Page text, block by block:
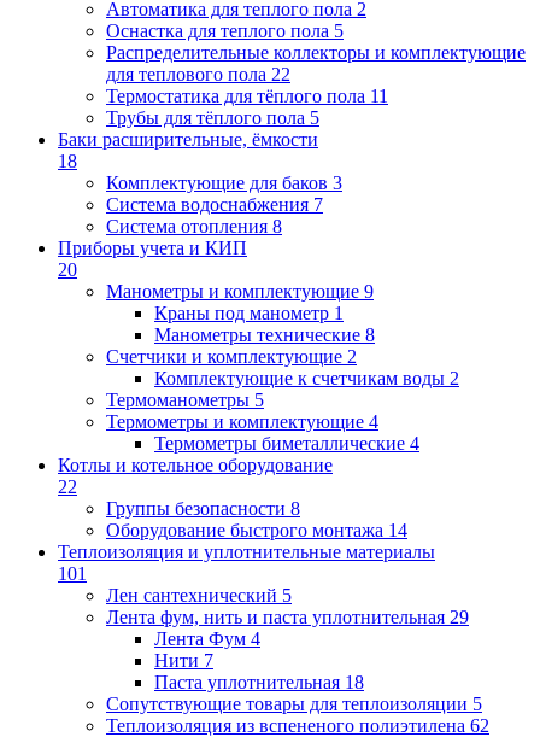
Автоматика для теплого пола 2
Оснастка для теплого пола 5
Распределительные коллекторы и комплектующие
для теплового пола 22
Термостатика для тёплого пола 11
Трубы для тёплого пола 5
Баки расширительные, ёмкости
18
Комплектующие для баков 3
Система водоснабжения 7
Система отопления 8
Приборы учета и КИП
20
Манометры и комплектующие 9
Краны под манометр 1
Манометры технические 8
Счетчики и комплектующие 2
Комплектующие к счетчикам воды 2
Термоманометры 5
Термометры и комплектующие 4
Термометры биметаллические 4
Котлы и котельное оборудование
22
Группы безопасности 8
Оборудование быстрого монтажа 14
Теплоизоляция и уплотнительные материалы
101
Лен сантехнический 5
Лента фум, нить и паста уплотнительная 29
Лента Фум 4
Нити 7
Паста уплотнительная 18
Сопутствующие товары для теплоизоляции 5
Теплоизоляция из вспененого полиэтилена 62